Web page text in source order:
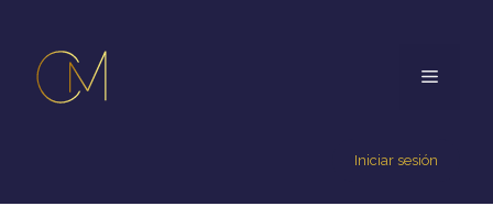
Iniciar sesión